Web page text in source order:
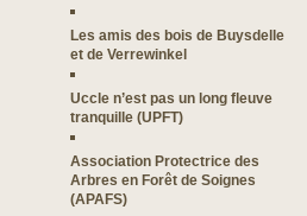
Les amis des bois de Buysdelle
et de Verrewinkel
Uccle n’est pas un long fleuve
tranquille (UPFT)
Association Protectrice des
Arbres en Forêt de Soignes
(APAFS)